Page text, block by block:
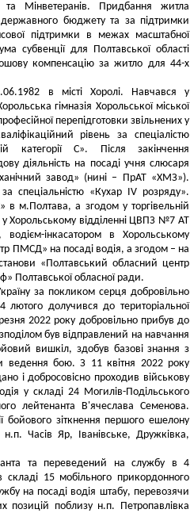
Мінветеранів. Придбання житла
державного бюджету та за підтримки
підтримки в межах масштабної
субвенції для Полтавської області
компенсацію за житло для 44-х
в місті Хоролі. Навчався у
гімназія Хорольської міської
перепідготовки звільнених у
рівень за спеціалістю
категорії С». Після закінчення
діяльність на посаді учня слюсаря
завод» (нині – ПрАТ «ХМЗ»).
спеціальністю «Кухар IV розряду».
м.Полтава, а згодом у торгівельній
Хорольському відділенні ЦВПЗ №7 АТ
інкасатором в Хорольському
ПМСД» на посаді водія, а згодом – на
«Полтавський обласний центр
Полтавської обласної ради.
за покликом серця добровільно
лютого долучився до територіальної
2022 року добровільно прибув до
був відправлений на навчання
вишкіл, здобув базові знання з
ведення бою. З 11 квітня 2022 року
і добросовісно проходив військову
у складі 24 Могилів-Подільського
лейтенанта В'ячеслава Семенова.
бойового зіткнення першого ешелону
Часів Яр, Іванівське, Дружківка,
та переведений на службу в 4
15 мобільного прикордонного
на посаді водія штабу, перевозячи
поблизу н.п. Петропавлівка